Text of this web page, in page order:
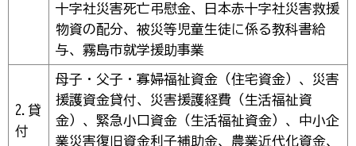
十字社災害死亡弔慰金、日本赤十字社災害救援
物資の配分、被災等児童生徒に係る教科書給
与、霧島市就学援助事業
2.貸
付
母子・父子・寡婦福祉資金（住宅資金）、災害
援護資金貸付、災害援護経費（生活福祉資
金）、緊急小口資金（生活福祉資金）、中小企
業災害復旧資金利子補助金、農業近代化資金、